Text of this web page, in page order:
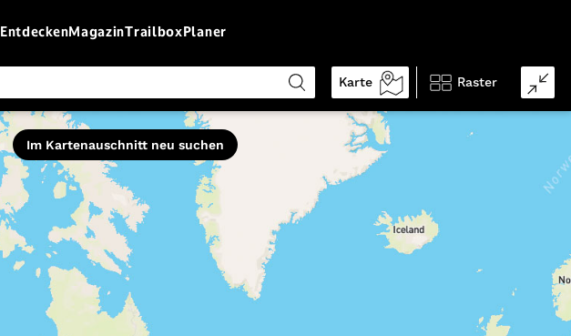
EntdeckenMagazinTrailboxPlaner
Karte Raster
schwer
Eigenschaften
schwindelfrei trittsicher
vorwiegend Pfade leicht zu folgen
gute Grundkondition guter Orientierungssinn
kinderfreundlich
gebührenpflichtig
Im Kartenauschnitt neu suchen